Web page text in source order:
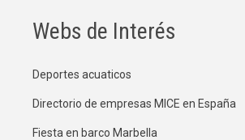
Webs de Interés
Deportes acuaticos
Directorio de empresas MICE en España
Fiesta en barco Marbella